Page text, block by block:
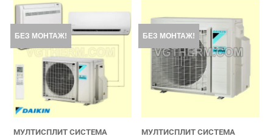
БЕЗ МОНТАЖ!
МУЛТИСПЛИТ СИСТЕМА
БЕЗ МОНТАЖ!
МУЛТИСПЛИТ СИСТЕМА